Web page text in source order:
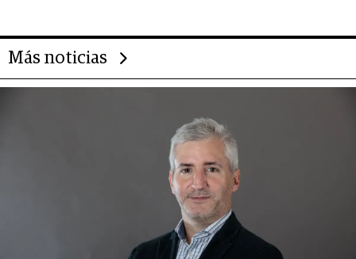
Más noticias